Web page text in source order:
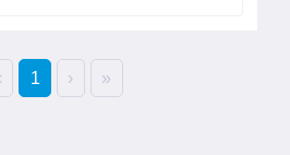
1 › »